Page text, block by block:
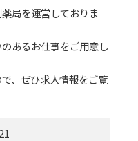
局を運営しておりま
あるお仕事をご用意し
、ぜひ求人情報をご覧